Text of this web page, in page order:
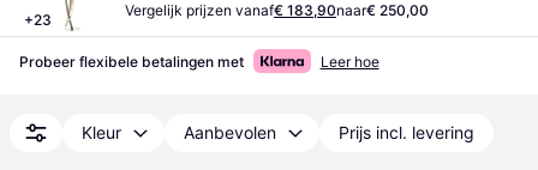
+23
Vergelijk prijzen vanaf€ 183,90naar€ 250,00
Probeer flexibele betalingen met Leer hoe
Kleur Aanbevolen Prijs incl. levering